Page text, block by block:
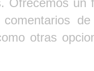
otras